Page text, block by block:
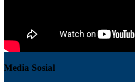
Media Sosial